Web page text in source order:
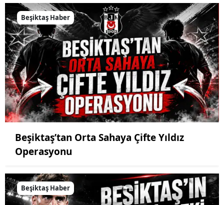
Beşiktaş Haber
Beşiktaş’tan Orta Sahaya Çifte Yıldız
Operasyonu
Beşiktaş Haber